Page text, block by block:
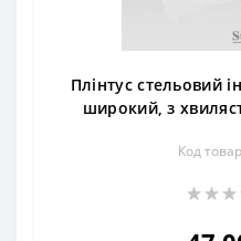
Плінтус стельовий
широкий, з
Код